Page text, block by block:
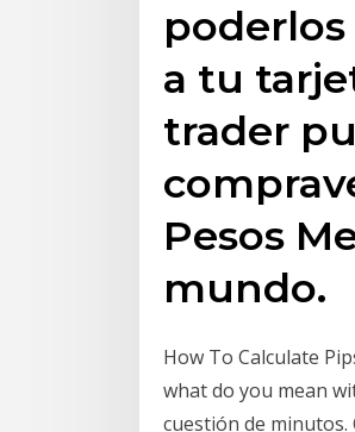
a tu
trader
Pesos
mundo.
How To Calculate
what do you mean
cuestión de minutos.